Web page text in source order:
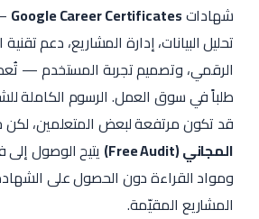
شهاداتGoogle Career Certificates
تحليل البيانات، إدارة المشاريع، دعم
الرقمي، وتصميم تجربة المستخدم —
قد تكون مرتفعة لبعض المتعلمين، لكن
المجاني (Free Audit)
يتيح الوصول إلى
ومواد القراءة دون الحصول على
المشاريع المقيّمة.